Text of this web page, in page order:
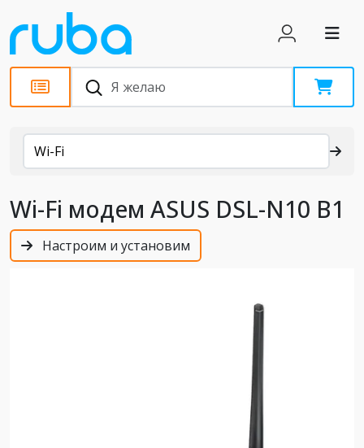
Каталог
Wi-Fi
Wi-Fi модем ASUS DSL-N10 B1
Настроим и установим